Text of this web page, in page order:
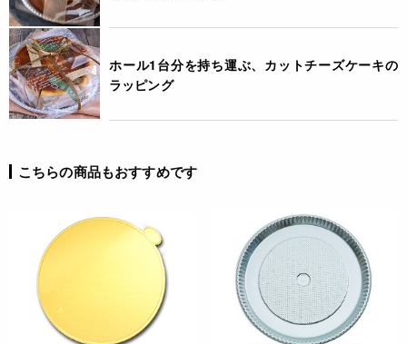
ホール1台分を持ち運ぶ、カットチーズケーキの
ラッピング
こちらの商品もおすすめです